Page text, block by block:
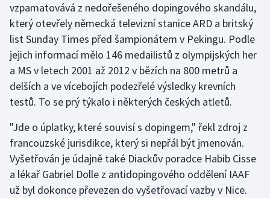
Házená
Jezdectví
Judo
Krasobruslení
Lezení
Lyže a snowboard
Moderní pětiboj
vzpamatovává z nedořešeného dopingového skandálu,
který otevřely německá televizní stanice ARD a britský
list Sunday Times před šampionátem v Pekingu. Podle
jejich informací mělo 146 medailistů z olympijských her
a MS v letech 2001 až 2012 v bězích na 800 metrů a
delších a ve vícebojích podezřelé výsledky krevních
testů. To se prý týkalo i některých českých atletů.
"Jde o úplatky, které souvisí s dopingem," řekl zdroj z
francouzské jurisdikce, který si nepřál být jmenován.
Vyšetřován je údajně také Diackův poradce Habib Cisse
a lékař Gabriel Dolle z antidopingového oddělení IAAF
už byl dokonce převezen do vyšetřovací vazby v Nice.